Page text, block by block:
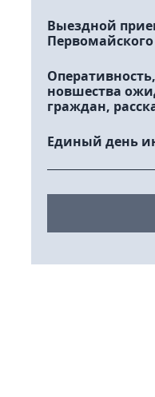
Выездной
новшества
граждан,
Единый день